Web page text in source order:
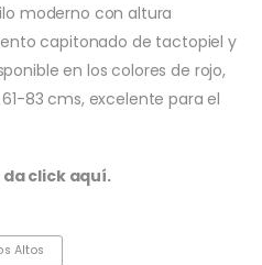
moderno con altura
capitonado de tactopiel y
en los colores de rojo,
83 cms, excelente para el
da click aquí.
Altos